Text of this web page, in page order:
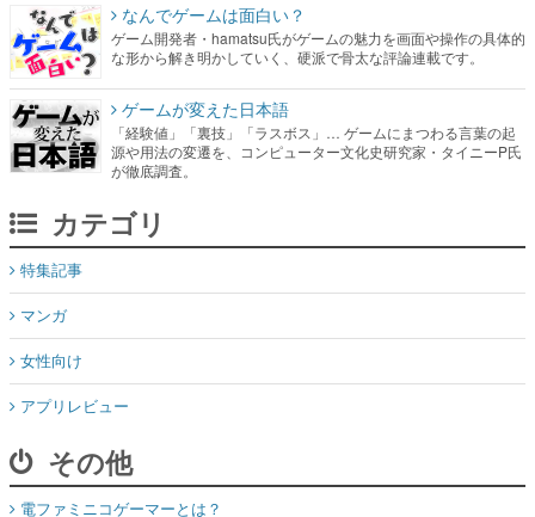
なんでゲームは面白い？
ゲーム開発者・hamatsu氏がゲームの魅力を画面や操作の具体的
な形から解き明かしていく、硬派で骨太な評論連載です。
ゲームが変えた日本語
「経験値」「裏技」「ラスボス」… ゲームにまつわる言葉の起
源や用法の変遷を、コンピューター文化史研究家・タイニーP氏
が徹底調査。
カテゴリ
特集記事
マンガ
女性向け
アプリレビュー
その他
電ファミニコゲーマーとは？